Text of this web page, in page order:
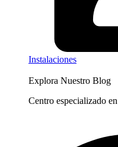
Instalaciones
Explora Nuestro Blog
Centro especializado